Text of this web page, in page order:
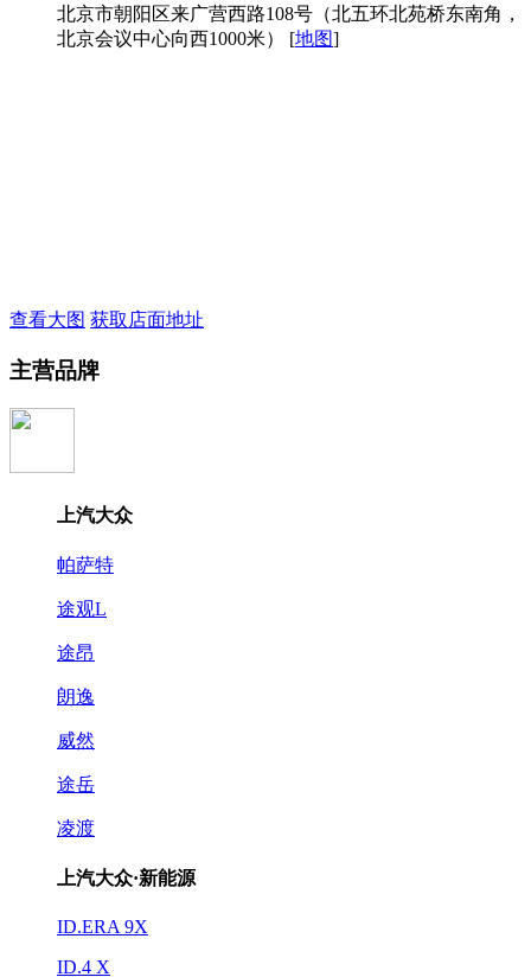
北京市朝阳区来广营西路108号（北五环北苑桥东南角，
北京会议中心向西1000米） [地图]
查看大图 获取店面地址
主营品牌
上汽大众
帕萨特
途观L
途昂
朗逸
威然
途岳
凌渡
上汽大众·新能源
ID.ERA 9X
ID.4 X